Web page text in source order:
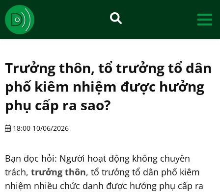
Trưởng thôn, tổ trưởng tổ dân
phố kiêm nhiệm được hưởng
phụ cấp ra sao?
18:00 10/06/2026
Bạn đọc hỏi: Người hoạt động không chuyên
trách, trưởng thôn, tổ trưởng tổ dân phố kiêm
nhiệm nhiều chức danh được hưởng phụ cấp ra